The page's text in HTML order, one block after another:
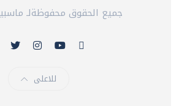
© 2026 جميع الحقوق محفوظةلـ
للاعلى